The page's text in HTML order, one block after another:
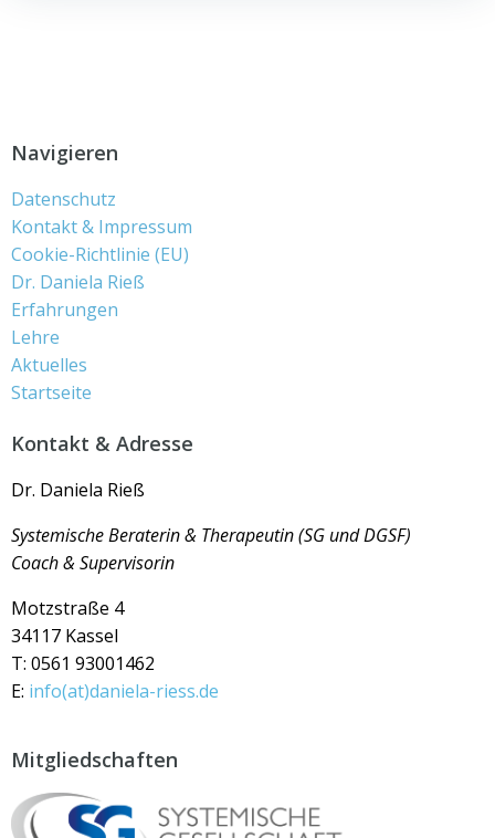
Navigieren
Datenschutz
Kontakt & Impressum
Cookie-Richtlinie (EU)
Dr. Daniela Rieß
Erfahrungen
Lehre
Aktuelles
Startseite
Kontakt & Adresse
Dr. Daniela Rieß
Systemische Beraterin & Therapeutin (SG und DGSF)
Coach & Supervisorin
Motzstraße 4
34117 Kassel
T: 0561 93001462
E: info(at)daniela-riess.de
Mitgliedschaften